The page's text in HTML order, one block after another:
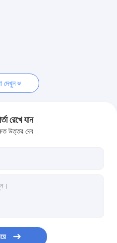
দেখুন
রেখে যান
উত্তর দেব